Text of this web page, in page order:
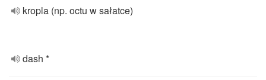
kropla (np. octu w sałatce)
dash *